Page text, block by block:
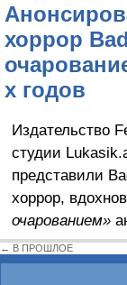
хоррор
х годов
Издательство
студии
представили
хоррор,
очарованием»
← В ПРОШЛОЕ